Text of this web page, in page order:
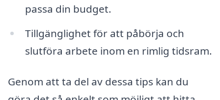
passa din budget.
Tillgänglighet för att påbörja och
slutföra arbete inom en rimlig tidsram.
Genom att ta del av dessa tips kan du